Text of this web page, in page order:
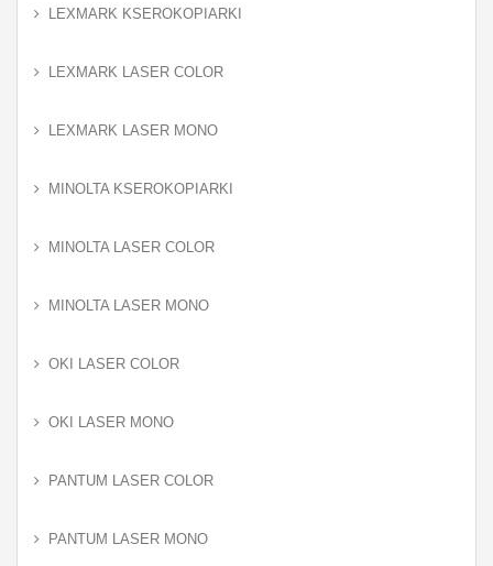
LEXMARK KSEROKOPIARKI
LEXMARK LASER COLOR
LEXMARK LASER MONO
MINOLTA KSEROKOPIARKI
MINOLTA LASER COLOR
MINOLTA LASER MONO
OKI LASER COLOR
OKI LASER MONO
PANTUM LASER COLOR
PANTUM LASER MONO